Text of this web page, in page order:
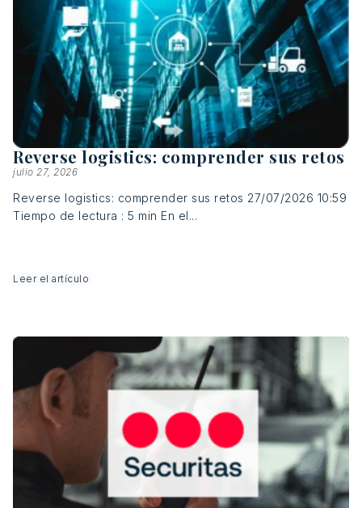
Reverse logistics: comprender sus retos
julio 27, 2026
Reverse logistics: comprender sus retos 27/07/2026 10:59
Tiempo de lectura : 5 min En el...
Leer el artículo